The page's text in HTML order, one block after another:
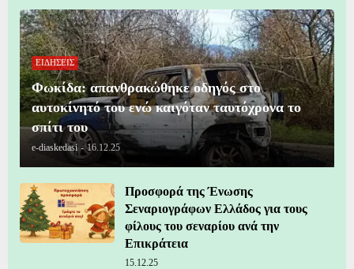
ΕΙΔΗΣΕΙΣ
Φωκίδα: απανθρακώθηκε οδηγός στο
αυτοκίνητό του ενώ καιγόταν ταυτόχρονα το
σπίτι του
e-diaskedasi - 16.12.25
Προσφορά της Ένωσης
Σεναριογράφων Ελλάδος για τους
φίλους του σεναρίου ανά την
Επικράτεια
15.12.25